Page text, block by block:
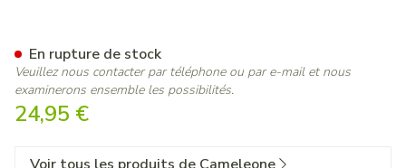
24,95 €
En rupture de stock
Veuillez nous contacter par téléphone ou par e-mail et nous
examinerons ensemble les possibilités.